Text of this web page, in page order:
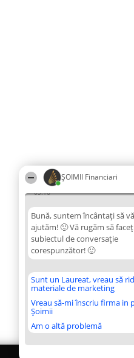
ȘOIMII Financiari
05:16
Bună, suntem încântați să vă
ajutăm! 🙂 Vă rugăm să
subiectul de conversație
corespunzător! 🙂
Sunt un Laureat, vreau să
materiale de marketing
Vreau să-mi înscriu firma in
Șoimii
Am o altă problemă